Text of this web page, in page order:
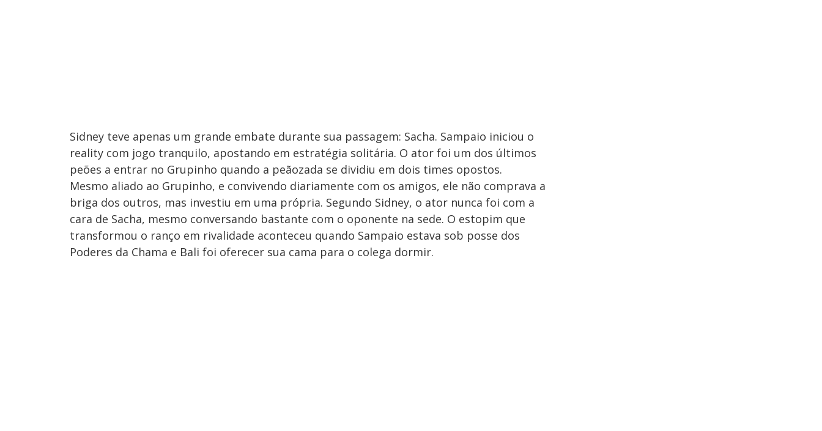
Sidney teve apenas um grande embate durante sua passagem: Sacha. Sampaio iniciou o
reality com jogo tranquilo, apostando em estratégia solitária. O ator foi um dos últimos
peões a entrar no Grupinho quando a peãozada se dividiu em dois times opostos.
Mesmo aliado ao Grupinho, e convivendo diariamente com os amigos, ele não comprava a
briga dos outros, mas investiu em uma própria. Segundo Sidney, o ator nunca foi com a
cara de Sacha, mesmo conversando bastante com o oponente na sede. O estopim que
transformou o ranço em rivalidade aconteceu quando Sampaio estava sob posse dos
Poderes da Chama e Bali foi oferecer sua cama para o colega dormir.